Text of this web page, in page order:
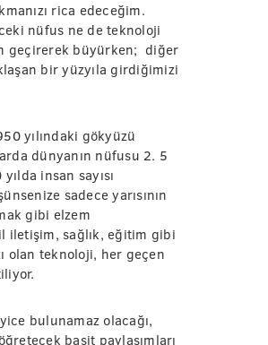
rica edeceğim.
nüfus ne de teknoloji
geçirerek büyürken; diğer
bir yüzyıla girdiğimizi
yılındaki gökyüzü
dünyanın nüfusu 2. 5
insan sayısı
sadece yarısının
gibi elzem
iletişim, sağlık, eğitim gibi
olan teknoloji, her geçen
bulunamaz olacağı,
basit paylaşımları